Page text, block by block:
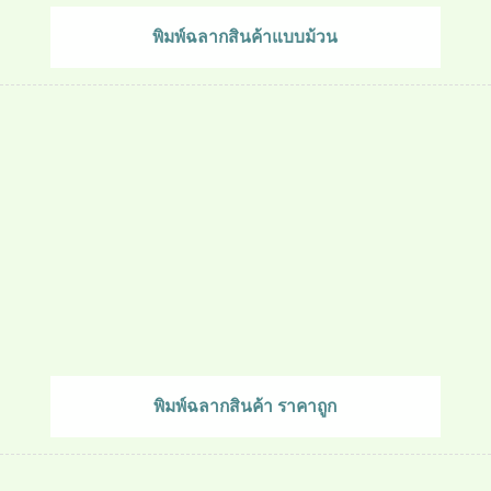
พิมพ์ฉลากสินค้าแบบม้วน
พิมพ์ฉลากสินค้า ราคาถูก